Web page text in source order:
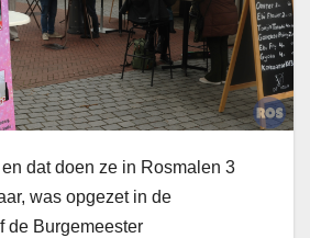
dat doen ze in Rosmalen 3
was opgezet in de
de Burgemeester